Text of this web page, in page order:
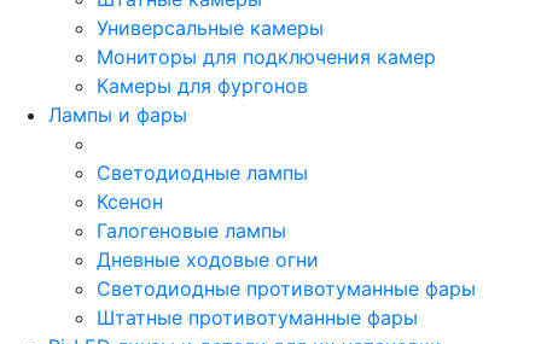
Универсальные камеры
Мониторы для подключения камер
Камеры для фургонов
Лампы и фары
Светодиодные лампы
Ксенон
Галогеновые лампы
Дневные ходовые огни
Светодиодные противотуманные фары
Штатные противотуманные фары